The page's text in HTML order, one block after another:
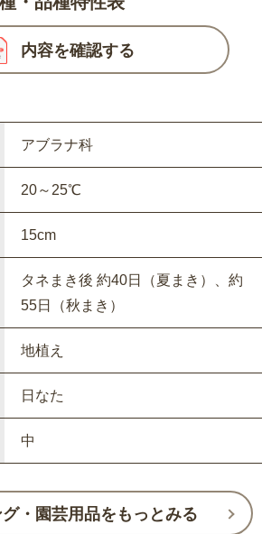
内容を確認する
アブラナ科
20～25℃
15cm
タネまき後 約40日（夏まき）、約
55日（秋まき）
地植え
日なた
中
・園芸用品をもっとみる